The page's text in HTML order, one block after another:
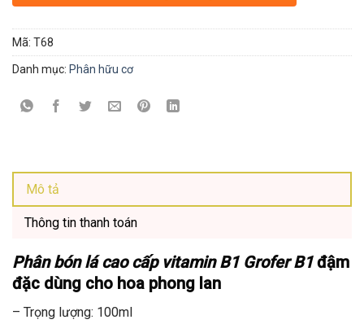
Mã: T68
Danh mục: Phân hữu cơ
Mô tả
Thông tin thanh toán
Phân bón lá cao cấp vitamin B1 Grofer B1đậm
đặc dùng cho hoa phong lan
– Trọng lượng: 100ml